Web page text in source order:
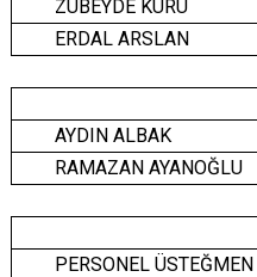
ZÜBEYDE KURU
ERDAL ARSLAN
AYDIN ALBAK
RAMAZAN AYANOĞLU
PERSONEL